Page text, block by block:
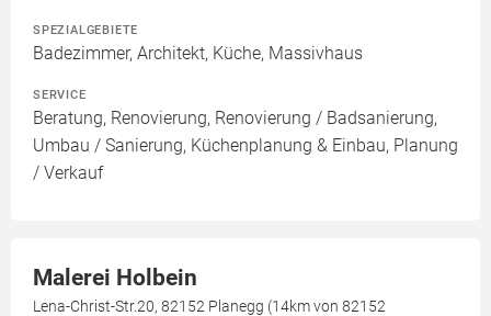
SPEZIALGEBIETE
Badezimmer, Architekt, Küche, Massivhaus
SERVICE
Beratung, Renovierung, Renovierung / Badsanierung,
Umbau / Sanierung, Küchenplanung & Einbau, Planung
/ Verkauf
Malerei Holbein
Lena-Christ-Str.20, 82152 Planegg (14km von 82152